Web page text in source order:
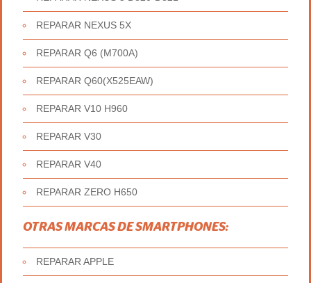
REPARAR NEXUS 5X
REPARAR Q6 (M700A)
REPARAR Q60(X525EAW)
REPARAR V10 H960
REPARAR V30
REPARAR V40
REPARAR ZERO H650
OTRAS MARCAS DE SMARTPHONES:
REPARAR APPLE